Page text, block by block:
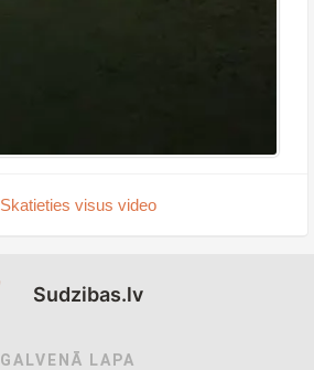
Skatieties visus video
Sudzibas.lv
GALVENĀ LAPA